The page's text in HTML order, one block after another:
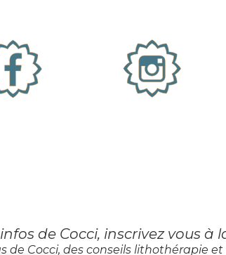
de Cocci, inscrivez vous à
de Cocci, des conseils lithothérapie et